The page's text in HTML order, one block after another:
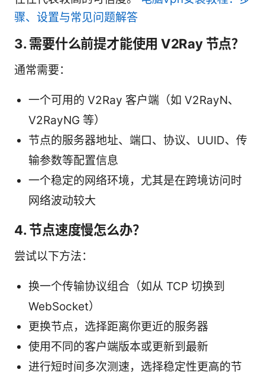
骤、设置与常见问题解答
3. 需要什么前提才能使用 V2Ray 节点？
通常需要：
一个可用的 V2Ray 客户端（如 V2RayN、
V2RayNG 等）
节点的服务器地址、端口、协议、UUID、传
输参数等配置信息
一个稳定的网络环境，尤其是在跨境访问时
网络波动较大
4. 节点速度慢怎么办？
尝试以下方法：
换一个传输协议组合（如从 TCP 切换到
WebSocket）
更换节点，选择距离你更近的服务器
使用不同的客户端版本或更新到最新
进行短时间多次测速，选择稳定性更高的节